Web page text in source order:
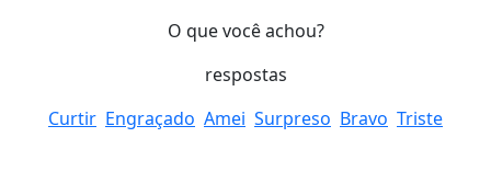
O que você achou?
respostas
Curtir Engraçado Amei Surpreso Bravo Triste